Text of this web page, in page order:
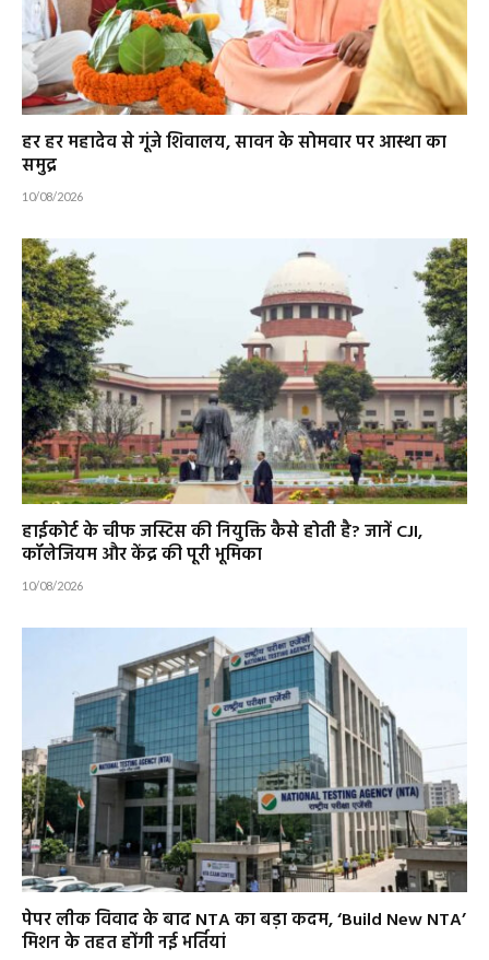
हर हर महादेव से गूंजे शिवालय, सावन के सोमवार पर आस्था का
समुद्र
10/08/2026
हाईकोर्ट के चीफ जस्टिस की नियुक्ति कैसे होती है? जानें CJI,
कॉलेजियम और केंद्र की पूरी भूमिका
10/08/2026
पेपर लीक विवाद के बाद NTA का बड़ा कदम, ‘Build New NTA’
मिशन के तहत होंगी नई भर्तियां